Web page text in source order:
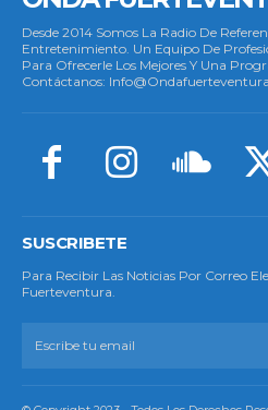
Desde 2014 Somos La Radio De
Entretenimiento. Un Equipo De
Para Ofrecerle Los Mejores Y Una
Contáctanos:
SUSCRIBETE
Para Recibir Las Noticias Por Correo
Fuerteventura.